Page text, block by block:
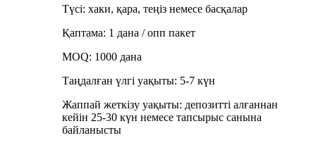
Түсі: хаки, қара, теңіз немесе басқалар
Қаптама: 1 дана / опп пакет
MOQ: 1000 дана
Таңдалған үлгі уақыты: 5-7 күн
Жаппай жеткізу уақыты: депозитті алғаннан
кейін 25-30 күн немесе тапсырыс санына
байланысты